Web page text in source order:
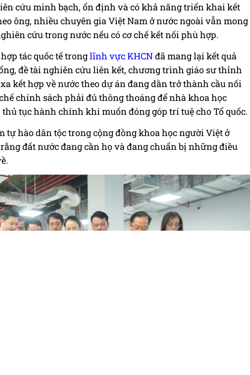
cứu minh bạch, ổn định và có khả năng triển khai kết
ông, nhiều chuyên gia Việt Nam ở nước ngoài vẫn mong
cứu trong nước nếu có cơ chế kết nối phù hợp.
tác quốc tế tronglĩnh vực KHCNđã mang lại kết quả
đề tài nghiên cứu liên kết, chương trình giáo sư thỉnh
kết hợp về nước theo dự án đang dần trở thành cầu nối
chính sách phải đủ thông thoáng để nhà khoa học
tục hành chính khi muốn đóng góp trí tuệ cho Tổ quốc.
tự hào dân tộc trong cộng đồng khoa học người Việt ở
đất nước đang cần họ và đang chuẩn bị những điều